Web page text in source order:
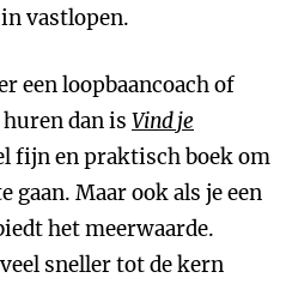
vastlopen.
een loopbaancoach of
dan is Vind je
fijn en praktisch boek om
gaan. Maar ook als je een
het meerwaarde.
sneller tot de kern